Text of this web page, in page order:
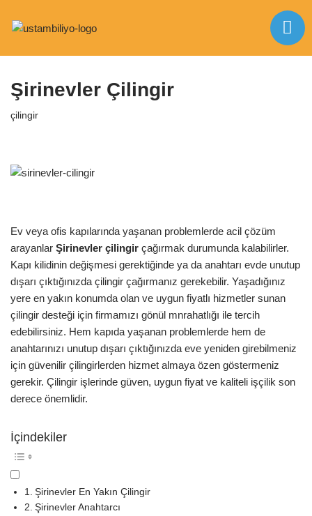
geç
Şirinevler Çilingir
çilingir
Ev veya ofis kapılarında yaşanan problemlerde acil çözüm
arayanlar Şirinevler çilingir çağırmak durumunda kalabilirler.
Kapı kilidinin değişmesi gerektiğinde ya da anahtarı evde unutup
dışarı çıktığınızda çilingir çağırmanız gerekebilir. Yaşadığınız
yere en yakın konumda olan ve uygun fiyatlı hizmetler sunan
çilingir desteği için firmamızı gönül mnrahatlığı ile tercih
edebilirsiniz. Hem kapıda yaşanan problemlerde hem de
anahtarınızı unutup dışarı çıktığınızda eve yeniden girebilmeniz
için güvenilir çilingirlerden hizmet almaya özen göstermeniz
gerekir. Çilingir işlerinde güven, uygun fiyat ve kaliteli işçilik son
derece önemlidir.
İçindekiler
Şirinevler En Yakın Çilingir
Şirinevler Anahtarcı